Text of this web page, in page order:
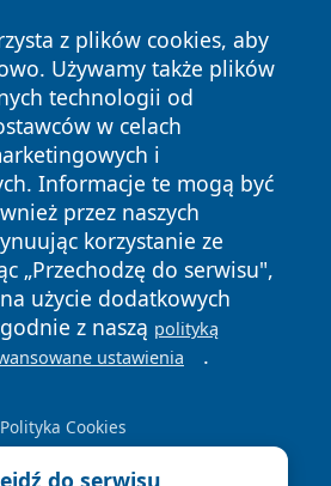
z plików cookies, aby
Używamy także plików
technologii od
w celach
i
Informacje te mogą być
przez naszych
korzystanie ze
„Przechodzę do serwisu",
użycie dodatkowych
z naszą polityką
ustawienia .
Polityka Cookies
do serwisu
Wszystkie prawa
Polityka
Cookies